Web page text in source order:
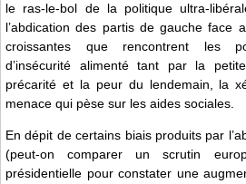
le ras-le-bol de la politique ultra-
l’abdication des partis de gauche face
croissantes que rencontrent les
d’insécurité alimenté tant par la
précarité et la peur du lendemain, la
menace qui pèse sur les aides sociales.
En dépit de certains biais produits par
(peut-on comparer un scrutin
présidentielle pour constater une